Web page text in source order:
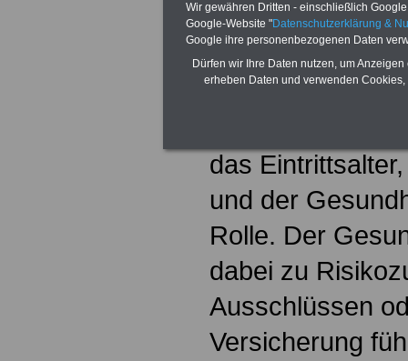
Beitragssätze
Seite 30).
Die Beiträge
das
und der
Rolle. Der
dabei zu
Ausschlüssen
Versicherung
Wir gewähren Dritten - einschließlich
Google-Website "Datenschutzerklärung &
Google ihre personenbezogenen Daten
Dürfen wir Ihre Daten nutzen, um
erheben Daten und verwenden